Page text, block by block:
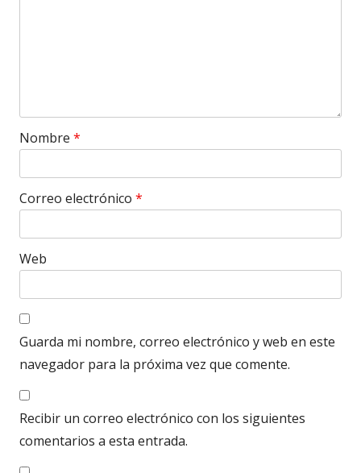
Nombre *
Correo electrónico *
Web
Guarda mi nombre, correo electrónico y web en este
navegador para la próxima vez que comente.
Recibir un correo electrónico con los siguientes
comentarios a esta entrada.